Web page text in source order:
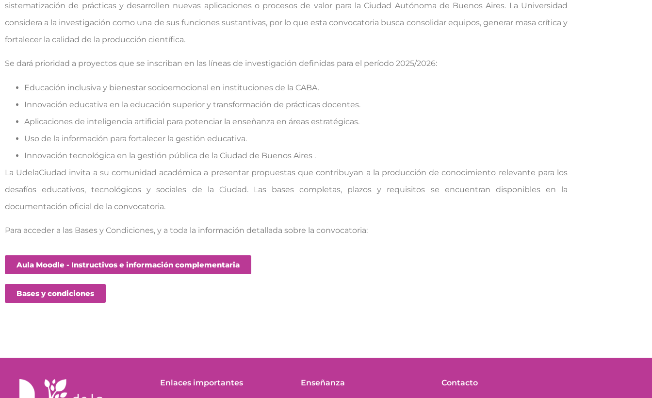
sistematización de prácticas y desarrollen nuevas aplicaciones o procesos de valor para la Ciudad Autónoma de Buenos Aires. La Universidad
considera a la investigación como una de sus funciones sustantivas, por lo que esta convocatoria busca consolidar equipos, generar masa crítica y
fortalecer la calidad de la producción científica.
Se dará prioridad a proyectos que se inscriban en las líneas de investigación definidas para el período 2025/2026:
Educación inclusiva y bienestar socioemocional en instituciones de la CABA.
Innovación educativa en la educación superior y transformación de prácticas docentes.
Aplicaciones de inteligencia artificial para potenciar la enseñanza en áreas estratégicas.
Uso de la información para fortalecer la gestión educativa.
Innovación tecnológica en la gestión pública de la Ciudad de Buenos Aires .
La UdelaCiudad invita a su comunidad académica a presentar propuestas que contribuyan a la producción de conocimiento relevante para los
desafíos educativos, tecnológicos y sociales de la Ciudad. Las bases completas, plazos y requisitos se encuentran disponibles en la
documentación oficial de la convocatoria.
Para acceder a las Bases y Condiciones, y a toda la información detallada sobre la convocatoria:
Aula Moodle - Instructivos e información complementaria
Bases y condiciones
Enlaces importantes Enseñanza Contacto